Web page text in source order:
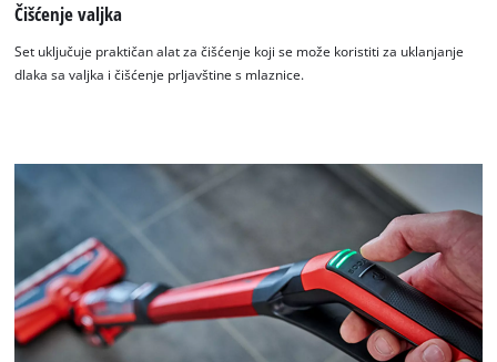
Čišćenje valjka
Set uključuje praktičan alat za čišćenje koji se može koristiti za uklanjanje
dlaka sa valjka i čišćenje prljavštine s mlaznice.